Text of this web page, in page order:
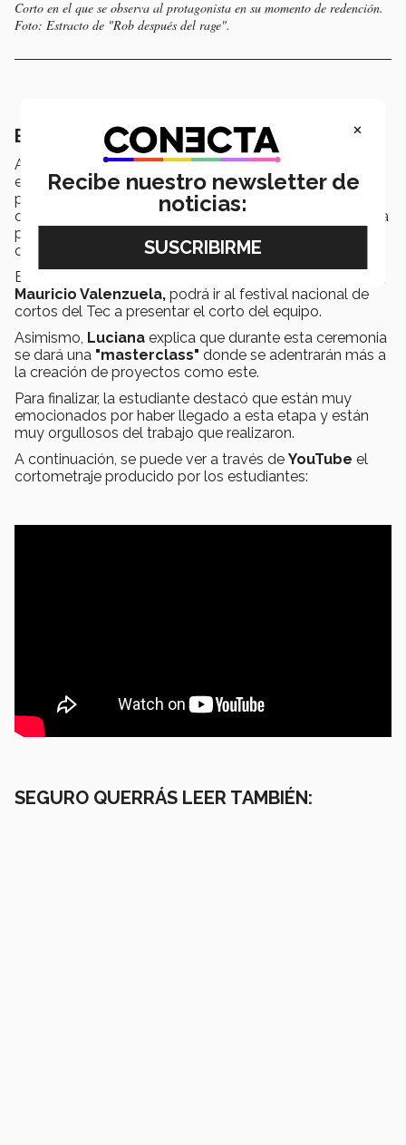
Corto en el que se observa al protagonista en su momento de redención.
Foto: Estracto de "Rob después del rage".
El futuro de los estudiantes
Actualmente los estudiantes continúan sus estudios en
el
Tec campus Guadalajaradespués de cursar sus
primeros semestres en campus Sinaloa, Mauricio
continúa con su carrera de comunicación, Diogo estudia
producción musical, mientras que
continuarán con diseño industrial.
El próximo mes de noviembre, un integrante del equipo,
Mauricio Valenzuela, podrá ir al festival nacional de
cortos del Tec a presentar el corto del equipo.
Asimismo, Luciana explica que durante esta ceremonia
se dará una "masterclass" donde se adentrarán más a
la creación de proyectos como este.
Para finalizar, la estudiante destacó que están muy
emocionados por haber llegado a esta etapa y están
muy orgullosos del trabajo que realizaron.
A continuación, se puede ver a través de YouTube el
cortometraje producido por los estudiantes:
SEGURO QUERRÁS LEER TAMBIÉN:
×
Recibe nuestro newsletter de
noticias: